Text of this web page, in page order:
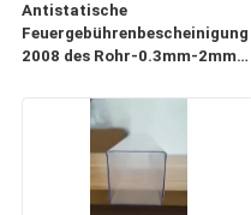
Antistatische
Feuergebührenbescheinigung
2008 des Rohr-0.3mm-2mm